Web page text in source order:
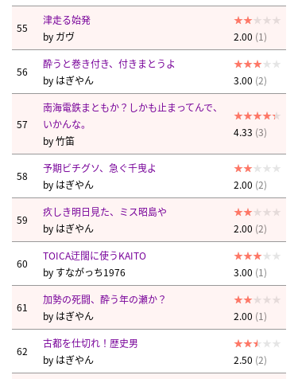
55
津走る始発
by ガヴ 2.00 (1)
56
酔うと巻き付き、付きまとうよ
by はぎやん 3.00 (2)
57
南海電鉄まともか？しかも止まってんで、
いかんな。
by竹笛
4.33 (3)
58
予期ビチグソ、急ぐ千曳よ
by はぎやん 2.00 (2)
59
疚しき明日見た、ミス昭島や
by はぎやん 2.00 (2)
60
TOICA迂闊に使うKAITO
by すながっち1976 3.00 (1)
61
加勢の死闘、酔う年の瀬か？
by はぎやん 2.00 (1)
62
古都を仕切れ！歴史男
by はぎやん 2.50 (2)